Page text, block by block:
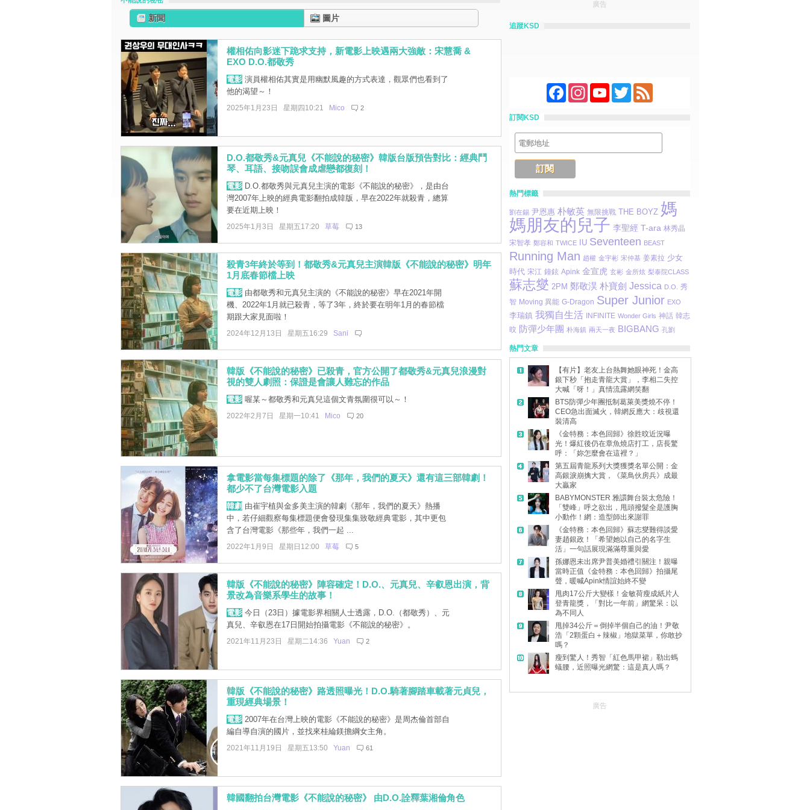
新聞 圖片
權相佑向影迷下跪求支持，新電影上映遇兩大強敵：宋慧喬 &
EXO D.O.都敬秀
電影演員權相佑其實是用幽默風趣的方式表達，觀眾們也看到了
他的渴望～！
2025年1月23日 星期四10:21 Mico 2
D.O.都敬秀&元真兒《不能說的秘密》韓版台版預告對比：經典鬥
琴、耳語、接吻誤會成虐戀都復刻！
電影D.O.都敬秀與元真兒主演的電影《不能說的秘密》，是由台
灣2007年上映的經典電影翻拍成韓版，早在2022年就殺青，總算
要在近期上映！
2025年1月3日 星期五17:20 草莓 13
殺青3年終於等到！都敬秀&元真兒主演韓版《不能說的秘密》明年
1月底春節檔上映
電影由都敬秀和元真兒主演的《不能說的秘密》早在2021年開
機、2022年1月就已殺青，等了3年，終於要在明年1月的春節檔
期跟大家見面啦！
2024年12月13日 星期五16:29 Sani
韓版《不能說的秘密》已殺青，官方公開了都敬秀&元真兒浪漫對
視的雙人劇照：保證是會讓人難忘的作品
電影喔某～都敬秀和元真兒這個文青氛圍很可以～！
2022年2月7日 星期一10:41 Mico 20
拿電影當每集標題的除了《那年，我們的夏天》還有這三部韓劇！
都少不了台灣電影入題
韓劇 由崔宇植與金多美主演的韓劇《那年，我們的夏天》熱播
中，若仔細觀察每集標題便會發現集集致敬經典電影，其中更包
含了台灣電影《那些年，我們一起 ...
2022年1月9日 星期日12:00 草莓 5
韓版《不能說的秘密》陣容確定！D.O.、元真兒、辛叡恩出演，背
景改為音樂系學生的故事！
電影今日（23日）據電影界相關人士透露，D.O.（都敬秀）、元
真兒、辛叡恩在17日開始拍攝電影《不能說的秘密》。
2021年11月23日 星期二14:36 Yuan 2
韓版《不能說的秘密》路透照曝光！D.O.騎著腳踏車載著元貞兒，
重現經典場景！
電影2007年在台灣上映的電影《不能說的秘密》是周杰倫首部自
編自導自演的國片，並找來桂綸鎂擔綱女主角。
2021年11月19日 星期五13:50 Yuan 61
韓國翻拍台灣電影《不能說的秘密》 由D.O.詮釋葉湘倫角色
廣告
追蹤KSD
FacebookInstagramYouTubeTwitterFeed
訂閱KSD
熱門標籤
劉在錫 尹恩惠 朴敏英 無限挑戰 THE BOYZ 媽
媽朋友的兒子 李聖經 T-ara 林秀晶
宋智孝 鄭容和 TWICE IU Seventeen BEAST
Running Man 趙權 金宇彬 宋仲基 姜素拉 少女
時代 宋江 鐘鉉 Apink 金宣虎 玄彬 金所炫 梨泰院CLASS
蘇志燮 2PM 鄭敬淏 朴寶劍 Jessica D.O.
秀
智 Moving 異能 G-Dragon Super Junior EXO
李瑞鎮 我獨自生活 INFINITE Wonder Girls 神話 韓志
旼 防彈少年團 朴海鎮 兩天一夜 BIGBANG 孔劉
熱門文章
【有片】老友上台熱舞她眼神死！金高
銀下秒「抱走青龍大賞」，李相二失控
大喊「呀！」真情流露網笑翻
BTS防彈少年團抵制葛萊美獎燒不停！
CEO急出面滅火，韓網反應大：歧視還
裝清高
《金特務：本色回歸》徐貹旼近況曝
光！爆紅後仍在章魚燒店打工，店長驚
呼：「妳怎麼會在這裡？」
第五屆青龍系列大獎獲獎名單公開：金
高銀淚崩擒大賞，《菜鳥伙房兵》成最
大贏家
BABYMONSTER 雅譞舞台裝太危險！
「雙峰」呼之欲出，甩頭撥髮全是護胸
小動作！網：造型師出來謝罪
《金特務：本色回歸》蘇志燮難得談愛
妻趙銀政！「希望她以自己的名字生
活」一句話展現滿滿尊重與愛
孫娜恩未出席尹普美婚禮引關注！親曝
當時正值《金特務：本色回歸》拍攝尾
聲，暖喊Apink情誼始終不變
甩肉17公斤大變樣！金敏荷瘦成紙片人
登青龍獎，「對比一年前」網驚呆：以
為不同人
甩掉34公斤＝倒掉半個自己的油！尹敬
浩「2顆蛋白＋辣椒」地獄菜單，你敢抄
嗎？
瘦到驚人！秀智「紅色馬甲裙」勒出螞
蟻腰，近照曝光網驚：這是真人嗎？
廣告